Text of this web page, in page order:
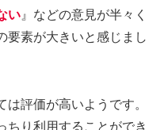
い 』などの意見が半々く
要素が大きいと感じまし
評価が高いようです。
ちり利用することができ